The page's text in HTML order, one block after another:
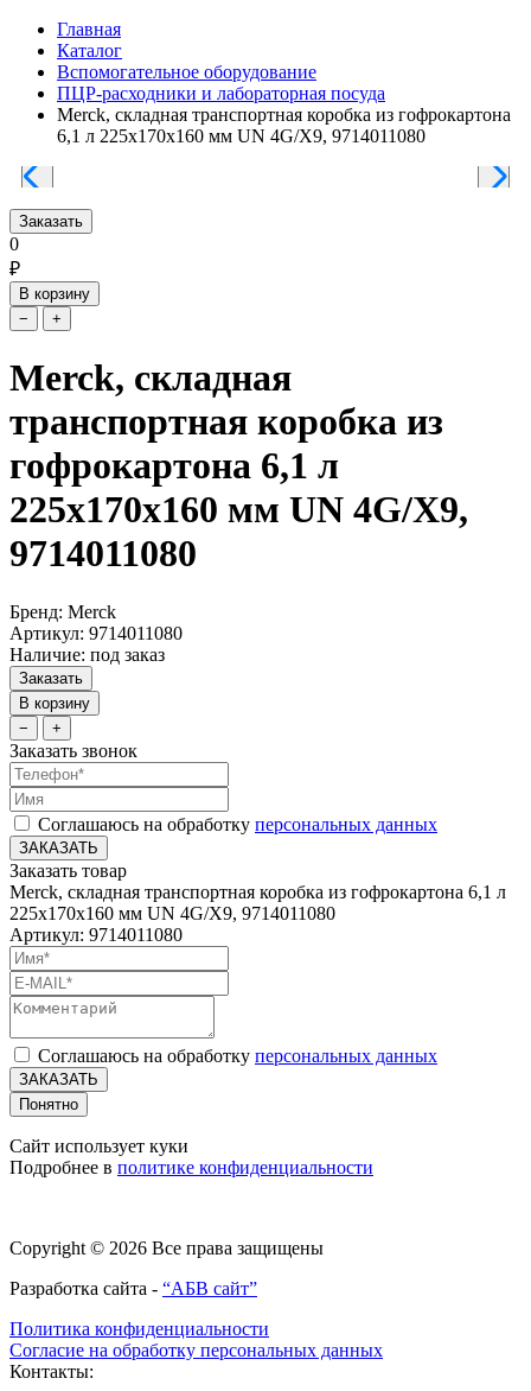
Главная
Каталог
Вспомогательное оборудование
ПЦР-расходники и лабораторная посуда
Merck, складная транспортная коробка из гофрокартона
6,1 л 225x170x160 мм UN 4G/X9, 9714011080
Заказать
0
₽
В корзину
−
+
Merck, складная
транспортная коробка из
гофрокартона 6,1 л
225x170x160 мм UN 4G/X9,
9714011080
Бренд: Merck
Артикул: 9714011080
Наличие: под заказ
Заказать
В корзину
−
+
Заказать звонок
Соглашаюсь на обработку персональных данных
ЗАКАЗАТЬ
Заказать товар
Merck, складная транспортная коробка из гофрокартона 6,1 л
225x170x160 мм UN 4G/X9, 9714011080
Артикул: 9714011080
Соглашаюсь на обработку персональных данных
ЗАКАЗАТЬ
Понятно
Сайт использует куки
Подробнее в политике конфиденциальности
Copyright © 2026 Все права защищены
Разработка сайта - “АБВ сайт”
Политика конфиденциальности
Согласие на обработку персональных данных
Контакты: